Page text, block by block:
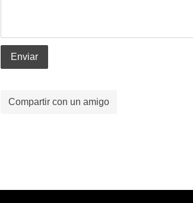
Enviar
Compartir con un amigo